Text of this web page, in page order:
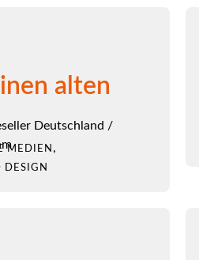
alten
Deutschland /
MEDIEN ,
DESIGN